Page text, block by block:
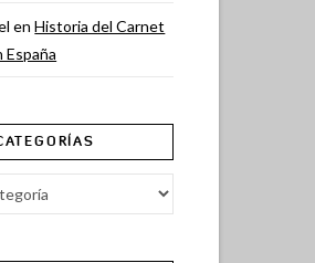
enHistoria del Carnet
España